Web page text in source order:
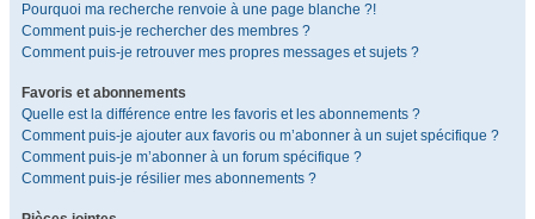
Pourquoi ma recherche renvoie à une page blanche ?!
Comment puis-je rechercher des membres ?
Comment puis-je retrouver mes propres messages et sujets ?
Favoris et abonnements
Quelle est la différence entre les favoris et les abonnements ?
Comment puis-je ajouter aux favoris ou m’abonner à un sujet spécifique ?
Comment puis-je m’abonner à un forum spécifique ?
Comment puis-je résilier mes abonnements ?